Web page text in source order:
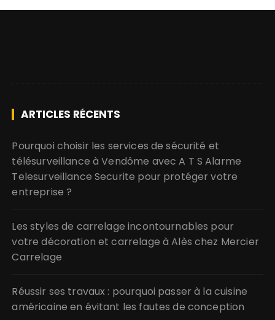
ARTICLES RÉCENTS
Pourquoi choisir les services de sécurité et
télésurveillance à Vendôme avec A T S Alarme
Telesurveillance Securite pour protéger votre
entreprise ?
Les styles de carrelage incontournables pour
votre décoration et carrelage à Alès chez Mercier
Carrelage
Réussir ses travaux : pourquoi passer à la cuisine
américaine en évitant les fautes de conception